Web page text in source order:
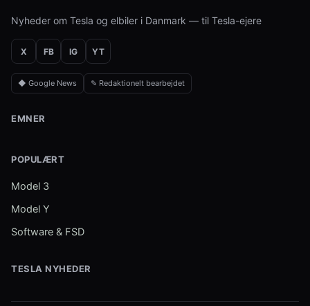
Nyheder om Tesla og elbiler i Danmark — til Tesla-ejere
X FB IG YT
◆ Google News ✎ Redaktionelt bearbejdet
EMNER
POPULÆRT
Model 3
Model Y
Software & FSD
TESLA NYHEDER